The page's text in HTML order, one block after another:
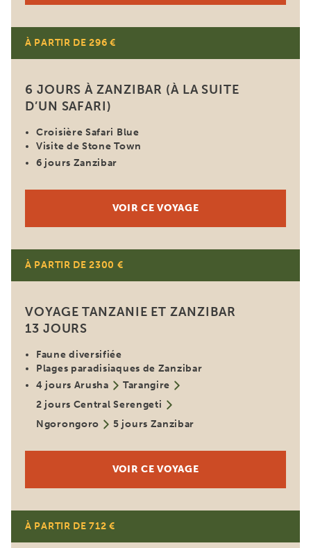
À PARTIR DE 296 €
6 JOURS À ZANZIBAR (À LA SUITE
D’UN SAFARI)
Croisière Safari Blue
Visite de Stone Town
6 jours Zanzibar
VOIR CE VOYAGE
À PARTIR DE 2300 €
VOYAGE TANZANIE ET ZANZIBAR
13 JOURS
Faune diversifiée
Plages paradisiaques de Zanzibar
4 jours Arusha
Tarangire
2 jours Central Serengeti
Ngorongoro
5 jours Zanzibar
VOIR CE VOYAGE
À PARTIR DE 712 €